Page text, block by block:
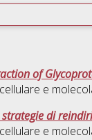
of
e
di
e